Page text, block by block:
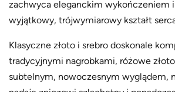
zachwyca eleganckim wykończeniem
wyjątkowy, trójwymiarowy kształt
Klasyczne złoto i srebro doskonale
tradycyjnymi nagrobkami, różowe
subtelnym, nowoczesnym wyglądem,